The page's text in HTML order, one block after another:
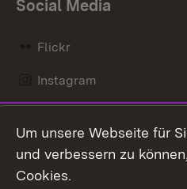
Social Media
Flickr
Instagram
Mastodon
Messenger
Um unsere Webseite für
und verbessern zu
Cookies.